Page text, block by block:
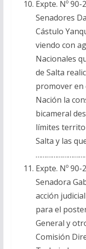
Expte. Nº
Senadores
Cástulo
viendo con
Nacionales
de Salta
promover en
Nación la
bicameral
límites
Salta y las
Expte. Nº
Senadora
acción
para el
General y
Comisión